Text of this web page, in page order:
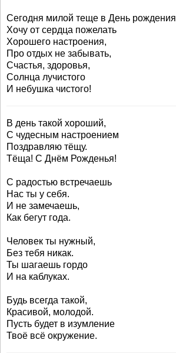
Сегодня милой теще в День рождения
Хочу от сердца пожелать
Хорошего настроения,
Про отдых не забывать,
Счастья, здоровья,
Солнца лучистого
И небушка чистого!
В день такой хороший,
С чудесным настроением
Поздравляю тёщу.
Тёща! С Днём Рожденья!
С радостью встречаешь
Нас ты у себя.
И не замечаешь,
Как бегут года.
Человек ты нужный,
Без тебя никак.
Ты шагаешь гордо
И на каблуках.
Будь всегда такой,
Красивой, молодой.
Пусть будет в изумление
Твоё всё окружение.